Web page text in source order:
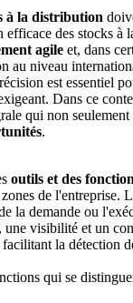
à la distribution
des stocks à
agile et, dans
au niveau
est essentiel
Dans ce
qui non
.
outils et des
de l'entreprise.
la demande ou
une visibilité et un
la détection
qui se